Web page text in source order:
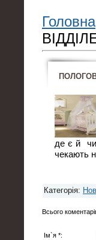
Головна
де є й
чекають
Категорія:
Всього
Ім`я *: